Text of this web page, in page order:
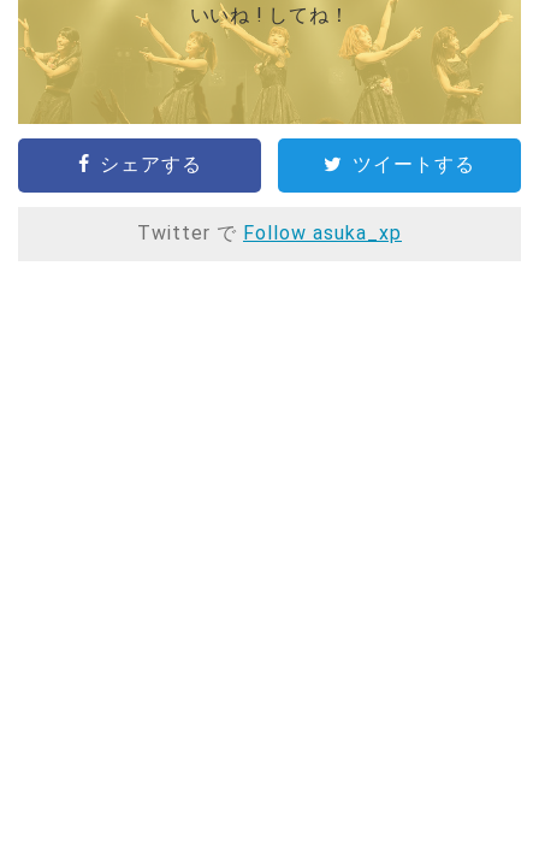
いいね ! してね！
シェアする ツイートする
Twitter で Follow asuka_xp